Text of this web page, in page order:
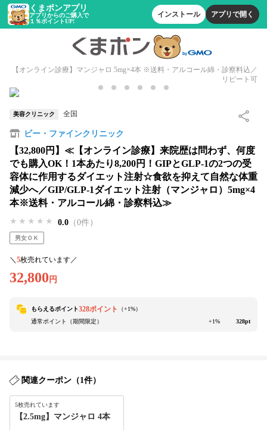
くまポンアプリ
アプリからのご購入で
１％ポイントUP!
インストール アプリで開く
【オンライン診療】マンジャロ 5mg×4本 ※送料・アルコール綿・診察料込／
リピート可
美容クリニック 全国
ビー・ファインクリニック
【32,800円】≪【オンライン診療】来院歴は問わず、何度
でも購入OK！1本あたり8,200円！GIPとGLP-1の2つの受
容体に作用するダイエット注射☆食欲を抑えて自然な体重
減少へ／GIP/GLP-1ダイエット注射（マンジャロ）5mg×4
本※送料・アルコール綿・診察料込≫
★★★★★
★★★★★
★★★★★ 0.0 （0件）
男女ＯＫ
＼ 5枚売れています／
32,800 円
もらえるポイント328ポイント （+1%）
通常ポイント（期間限定）
+1% 328pt
関連クーポン（1件）
5枚売れています
【2.5mg】マンジャロ 4本